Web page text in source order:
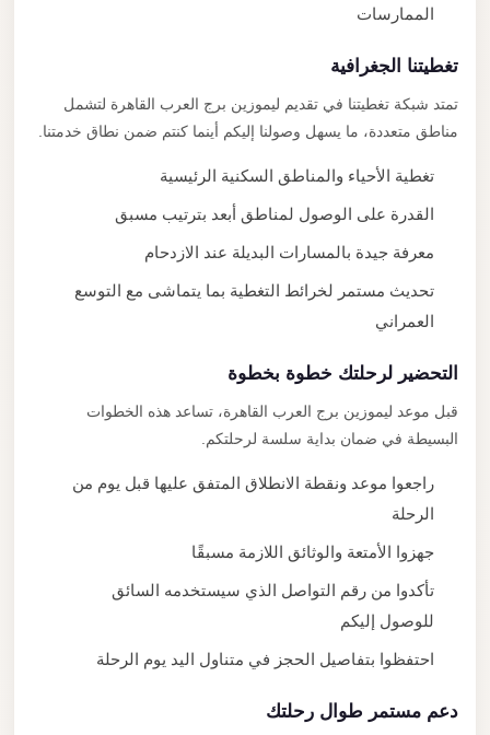
الممارسات
تغطيتنا الجغرافية
تمتد شبكة تغطيتنا في تقديم ليموزين برج العرب القاهرة لتشمل
مناطق متعددة، ما يسهل وصولنا إليكم أينما كنتم ضمن نطاق خدمتنا.
تغطية الأحياء والمناطق السكنية الرئيسية
القدرة على الوصول لمناطق أبعد بترتيب مسبق
معرفة جيدة بالمسارات البديلة عند الازدحام
تحديث مستمر لخرائط التغطية بما يتماشى مع التوسع
العمراني
التحضير لرحلتك خطوة بخطوة
قبل موعد ليموزين برج العرب القاهرة، تساعد هذه الخطوات
البسيطة في ضمان بداية سلسة لرحلتكم.
راجعوا موعد ونقطة الانطلاق المتفق عليها قبل يوم من
الرحلة
جهزوا الأمتعة والوثائق اللازمة مسبقًا
تأكدوا من رقم التواصل الذي سيستخدمه السائق
للوصول إليكم
احتفظوا بتفاصيل الحجز في متناول اليد يوم الرحلة
دعم مستمر طوال رحلتك